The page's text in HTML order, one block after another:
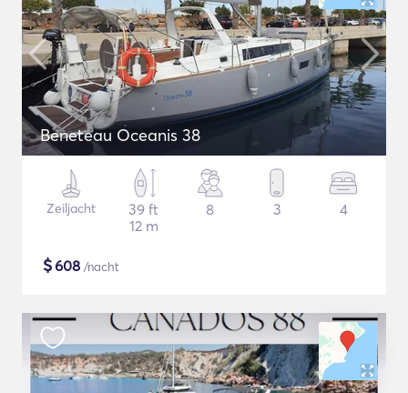
Beneteau Oceanis 38
Zeiljacht
39 ft
12 m
8 3 4
$608 /nacht